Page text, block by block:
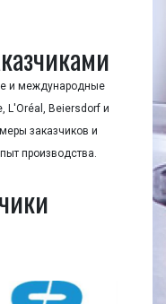
и международные
L'Oréal, Beiersdorf и
заказчиков и
производства.